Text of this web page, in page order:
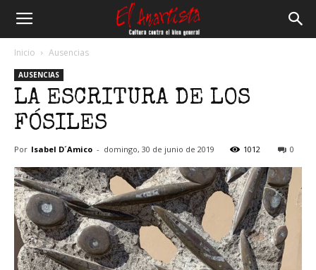
Anartista
Inicio Ausencias
AUSENCIAS
LA ESCRITURA DE LOS
FÓSILES
Por Isabel D´Amico - domingo, 30 de junio de 2019 1012 0